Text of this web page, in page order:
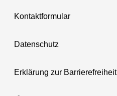
Kontaktformular
Datenschutz
Erklärung zur Barrierefreiheit